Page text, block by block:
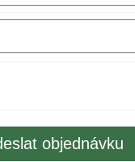
objednávku